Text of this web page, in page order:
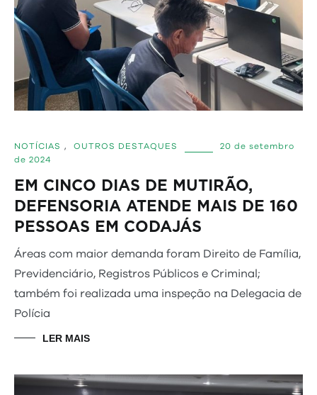
NOTÍCIAS , OUTROS DESTAQUES
20 de setembro
de 2024
EM CINCO DIAS DE MUTIRÃO,
DEFENSORIA ATENDE MAIS DE 160
PESSOAS EM CODAJÁS
Áreas com maior demanda foram Direito de Família,
Previdenciário, Registros Públicos e Criminal;
também foi realizada uma inspeção na Delegacia de
Polícia
LER MAIS